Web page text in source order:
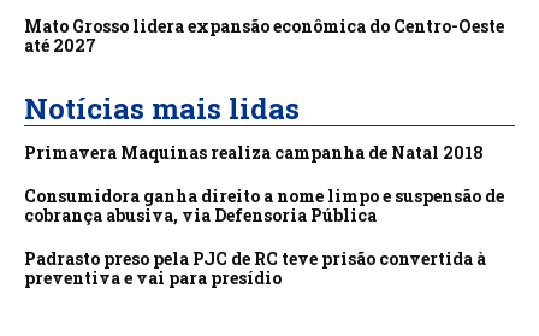
Mato Grosso lidera expansão econômica do Centro-Oeste
até 2027
Notícias mais lidas
Primavera Maquinas realiza campanha de Natal 2018
Consumidora ganha direito a nome limpo e suspensão de
cobrança abusiva, via Defensoria Pública
Padrasto preso pela PJC de RC teve prisão convertida à
preventiva e vai para presídio